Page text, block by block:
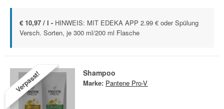
€ 10,97 / l - HINWEIS: MIT EDEKA APP 2.99 € oder Spülung
Versch. Sorten, je 300 ml/200 ml Flasche
Verpasst! Shampoo
Marke: Pantene Pro-V